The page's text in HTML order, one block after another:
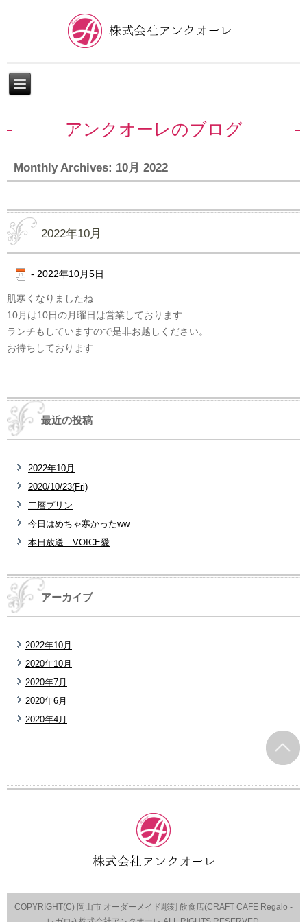
アンクオーレのブログ
Monthly Archives: 10月 2022
2022年10月
- 2022年10月5日
肌寒くなりましたね
10月は10日の月曜日は営業しております
ランチもしていますので是非お越しください。
お待ちしております
最近の投稿
2022年10月
2020/10/23(Fri)
二層プリン
今日はめちゃ寒かったww
本日放送 VOICE愛
アーカイブ
2022年10月
2020年10月
2020年7月
2020年6月
2020年4月
COPYRIGHT(C) 岡山市 オーダーメイド彫刻 飲食店(CRAFT CAFE Regalo -